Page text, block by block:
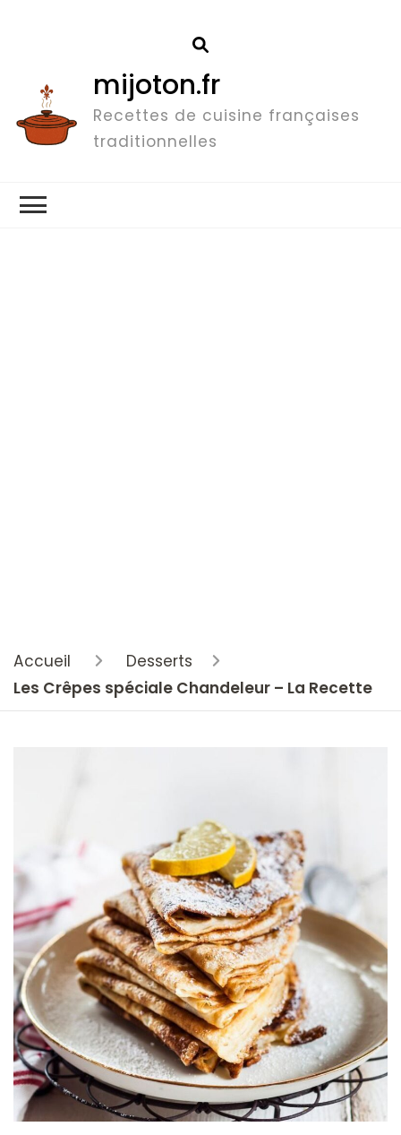
mijoton.fr
Recettes de cuisine françaises
traditionnelles
Accueil
Desserts
Les Crêpes spéciale Chandeleur – La Recette